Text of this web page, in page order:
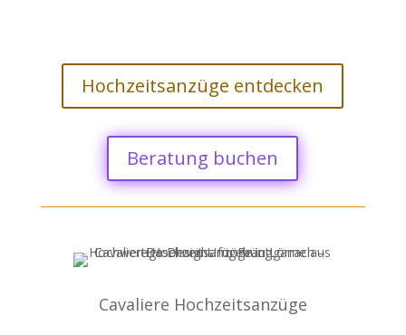
Hochzeitsanzüge entdecken
Beratung buchen
Cavaliere Hochzeitsanzüge